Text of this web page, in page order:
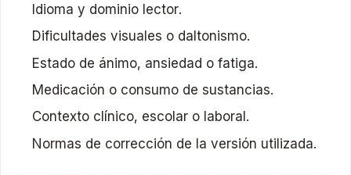
Idioma y dominio lector.
Dificultades visuales o daltonismo.
Estado de ánimo, ansiedad o fatiga.
Medicación o consumo de sustancias.
Contexto clínico, escolar o laboral.
Normas de corrección de la versión utilizada.